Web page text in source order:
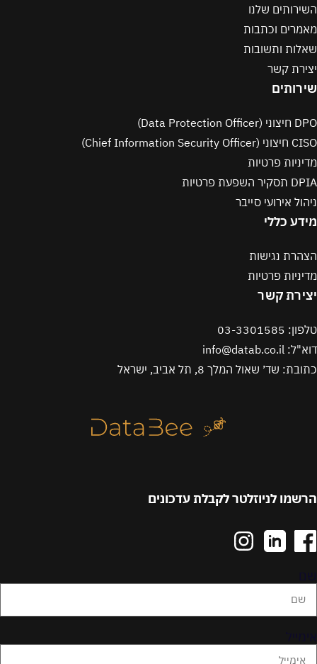
השירותים שלנו
מאמרים וכתבות
שאלות ותשובות
יצירת קשר
שירותים
DPO חיצוני (Data Protection Officer)
CISO חיצוני (Chief Information Security Officer)
מדיניות פרטיות
DPIA תסקיר השפעת פרטיות
ניהול אירועי סייבר
מידע כללי
הצהרת נגישות
מדיניות פרטיות
יצירת קשר
טלפון: 03-3301585
דוא"ל: info@datab.co.il
כתובת: שד׳ שאול המלך 8, תל אביב, ישראל
הרשמו לניוזלטר לקבלת עדכונים
אימייל